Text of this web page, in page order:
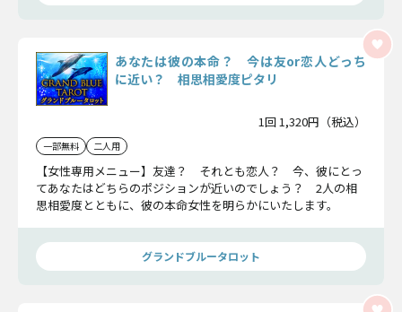
あなたは彼の本命？ 今は友or恋人どっち
に近い？ 相思相愛度ピタリ
1回 1,320円（税込）
一部無料 二人用
【女性専用メニュー】友達？ それとも恋人？ 今、彼にとっ
てあなたはどちらのポジションが近いのでしょう？ 2人の相
思相愛度とともに、彼の本命女性を明らかにいたします。
グランドブルータロット